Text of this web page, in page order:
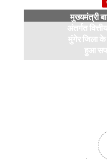
मुख्यमंत्री
अंतर्गत
मुंगेर जिला
हुआ